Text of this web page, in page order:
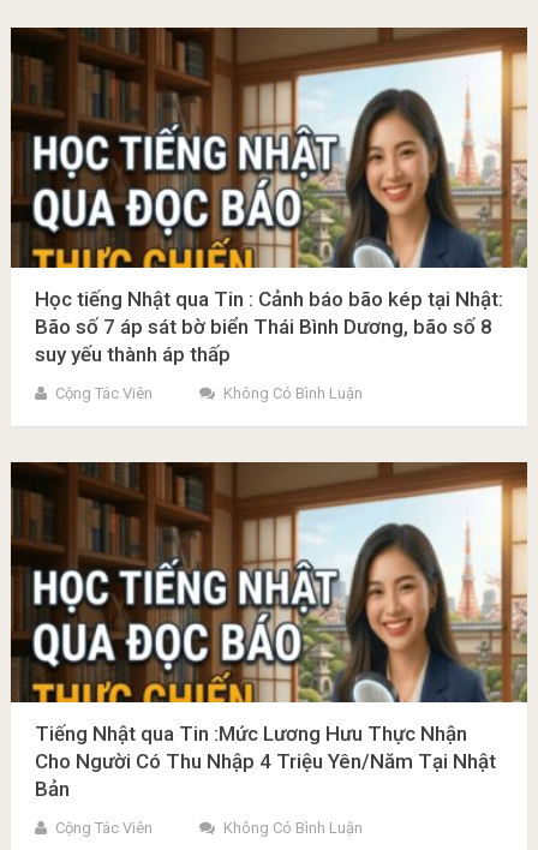
Học tiếng Nhật qua Tin : Cảnh báo bão kép tại Nhật:
Bão số 7 áp sát bờ biển Thái Bình Dương, bão số 8
suy yếu thành áp thấp
Cộng Tác Viên Không Có Bình Luận
Tiếng Nhật qua Tin :Mức Lương Hưu Thực Nhận
Cho Người Có Thu Nhập 4 Triệu Yên/Năm Tại Nhật
Bản
Cộng Tác Viên Không Có Bình Luận